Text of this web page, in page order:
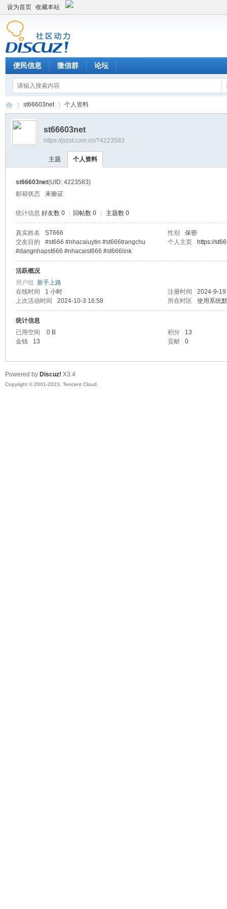
设为首页 收藏本站
便民信息 微信群 论坛
›
st66603net 个人资料
st66603net
https://jszst.com.cn/?4223583
主题 个人资料
st66603net(UID: 4223583)
邮箱状态
未验证
统计信息 好友数 0 回帖数 0 主题数 0
真实姓名 ST666 性别
保密
交友目的
#st666 #nhacaiuytin #st666trangchu
#dangnhapst666 #nhacaist666 #st666link
个人主页 https://
活跃概况
用户组 新手上路
在线时间
1 小时 注册时间
2024-9-
上次活动时间
2024-10-3 16:58 所在时区 使用系统
统计信息
已用空间
0 B 积分
13
金钱
13 贡献 0
Powered by Discuz! X3.4
Copyright © 2001-2023, Tencent Cloud.